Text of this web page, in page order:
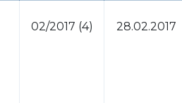
02/2017 (4) 28.02.2017